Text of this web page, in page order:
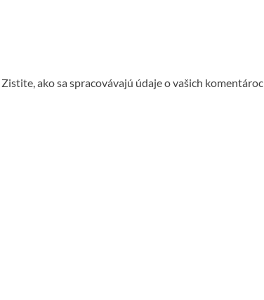
Zistite, ako sa spracovávajú údaje o vašich